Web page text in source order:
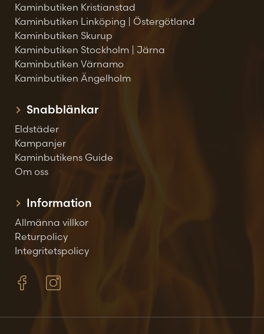
Kaminbutiken Kristianstad
Kaminbutiken Linköping | Östergötland
Kaminbutiken Skurup
Kaminbutiken Stockholm | Järna
Kaminbutiken Värnamo
Kaminbutiken Ängelholm
Snabblänkar
Eldstäder
Kampanjer
Kaminbutikens Guide
Om oss
Information
Allmänna villkor
Returpolicy
Integritetspolicy